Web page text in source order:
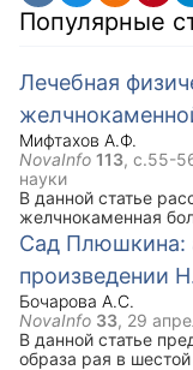
Популярные
Лечебная
Мифтахов А.Ф.
NovaInfo 113, с.55-
науки
В данной статье
желчнокаменная
симптомы, задачи
моментом статьи
физической
наряду с
Сад Плюшкина:
произведении
Бочарова А.С.
NovaInfo 33, 29
В данной статье
образа рая в